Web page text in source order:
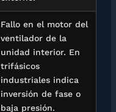
Fallo en el motor del
ventilador de la
unidad interior. En
trifásicos
industriales indica
inversión de fase o
baja presión.